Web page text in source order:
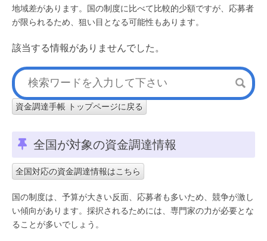
地域差があります。国の制度に比べて比較的少額ですが、応募者
が限られるため、狙い目となる可能性もあります。
該当する情報がありませんでした。
資金調達手帳 トップページに戻る
全国が対象の資金調達情報
全国対応の資金調達情報はこちら
国の制度は、予算が大きい反面、応募者も多いため、競争が激し
い傾向があります。採択されるためには、専門家の力が必要とな
ることが多いでしょう。